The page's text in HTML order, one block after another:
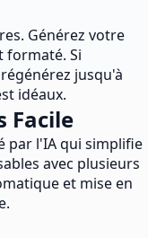
Générez votre
Si
jusqu'à
idéaux.
Facile
par l'IA qui simplifie
avec plusieurs
et mise en